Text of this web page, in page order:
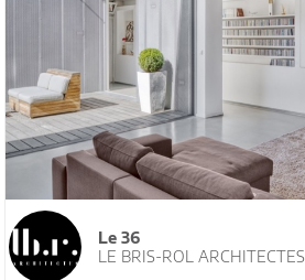
Le 36
LE BRIS-ROL ARCHITECTES